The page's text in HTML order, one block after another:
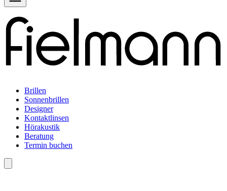
Brillen
Sonnenbrillen
Designer
Kontaktlinsen
Hörakustik
Beratung
Termin buchen